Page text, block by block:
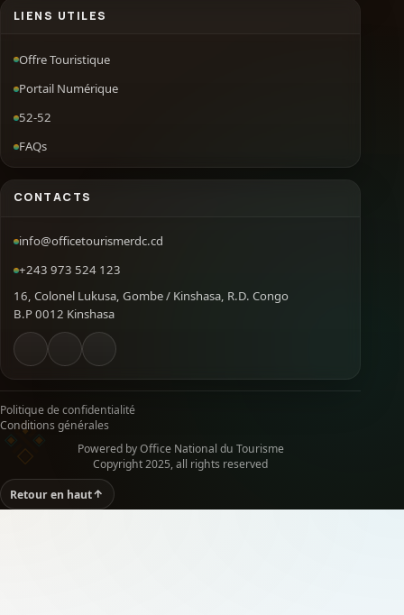
LIENS UTILES
Offre Touristique
Portail Numérique
52-52
FAQs
CONTACTS
info@officetourismerdc.cd
+243 973 524 123
16, Colonel Lukusa, Gombe / Kinshasa, R.D. Congo
B.P 0012 Kinshasa
Politique de confidentialité
Conditions générales
Powered by Office National du Tourisme
Copyright 2025, all rights reserved
Retour en haut